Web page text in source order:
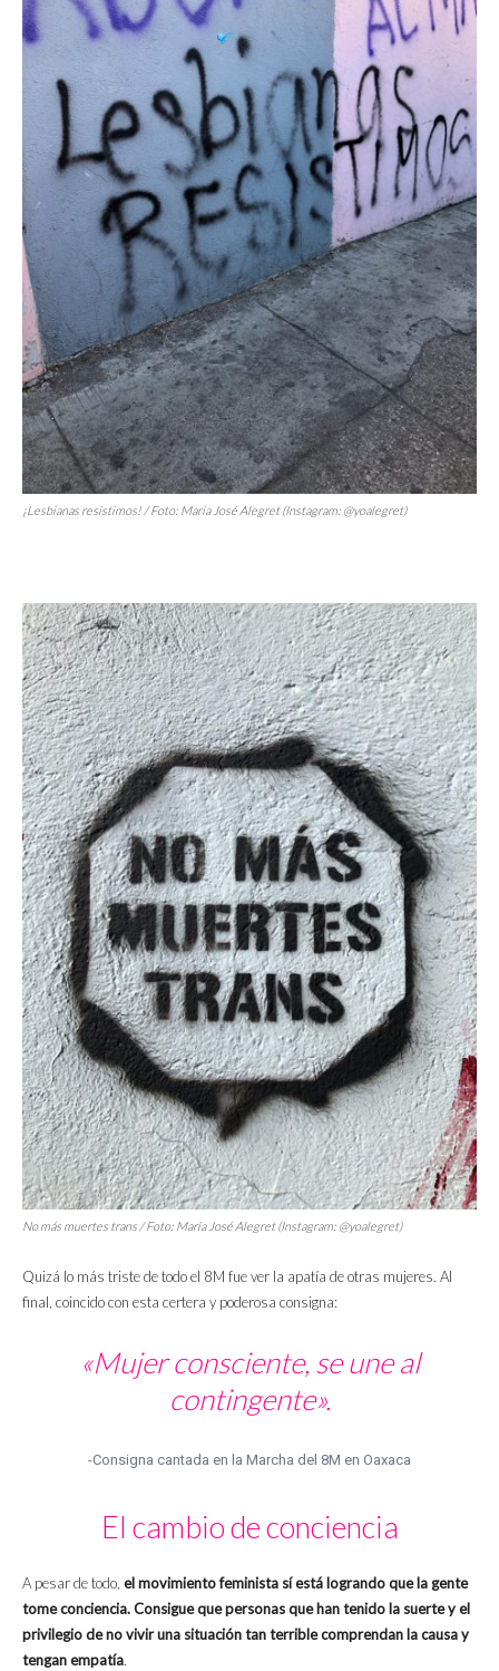
¡Lesbianas resistimos! / Foto: María José Alegret (Instagram: @yoalegret)
No más muertes trans / Foto: María José Alegret (Instagram: @yoalegret)
Quizá lo más triste de todo el 8M fue ver la apatía de otras mujeres. Al
final, coincido con esta certera y poderosa consigna:
«Mujer consciente, se une al
contingente».
-Consigna cantada en la Marcha del 8M en Oaxaca
El cambio de conciencia
A pesar de todo, el movimiento feminista sí está logrando que la gente
tome conciencia. Consigue que personas que han tenido la suerte y el
privilegio de no vivir una situación tan terrible comprendan la causa y
tengan empatía.